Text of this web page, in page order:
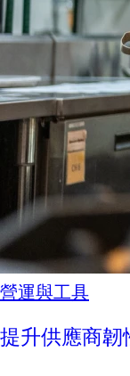
營運與工具
提升供應商